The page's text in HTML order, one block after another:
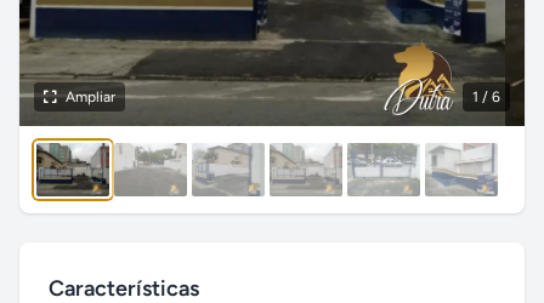
1 / 6
Ampliar
Características